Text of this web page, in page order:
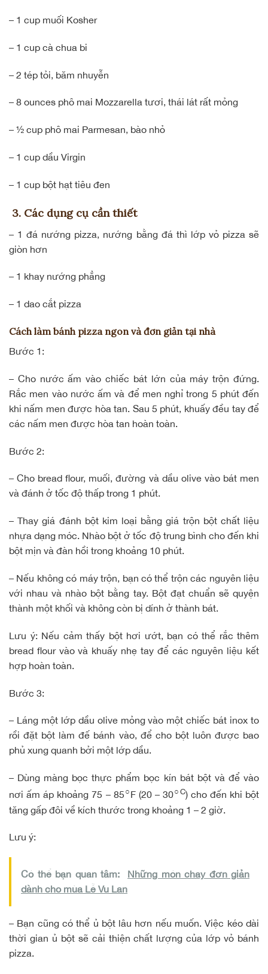
– 1 cup muối Kosher
– 1 cup cà chua bi
– 2 tép tỏi, băm nhuyễn
– 8 ounces phô mai Mozzarella tươi, thái lát rất mỏng
– ½ cup phô mai Parmesan, bào nhỏ
– 1 cup dầu Virgin
– 1 cup bột hạt tiêu đen
3. Các dụng cụ cần thiết
– 1 đá nướng pizza, nướng bằng đá thì lớp vỏ pizza sẽ
giòn hơn
– 1 khay nướng phẳng
– 1 dao cắt pizza
Cách làm bánh pizza ngon và đơn giản tại nhà
Bước 1:
– Cho nước ấm vào chiếc bát lớn của máy trộn đứng.
Rắc men vào nước ấm và để men nghỉ trong 5 phút đến
khi nấm men được hòa tan. Sau 5 phút, khuấy đều tay để
các nấm men được hòa tan hoàn toàn.
Bước 2:
– Cho bread flour, muối, đường và dầu olive vào bát men
và đánh ở tốc độ thấp trong 1 phút.
– Thay giá đánh bột kim loại bằng giá trộn bột chất liệu
nhựa dạng móc. Nhào bột ở tốc độ trung bình cho đến khi
bột mịn và đàn hồi trong khoảng 10 phút.
– Nếu không có máy trộn, bạn có thể trộn các nguyên liệu
với nhau và nhào bột bằng tay. Bột đạt chuẩn sẽ quyện
thành một khối và không còn bị dính ở thành bát.
Lưu ý: Nếu cảm thấy bột hơi ướt, bạn có thể rắc thêm
bread flour vào và khuấy nhẹ tay để các nguyên liệu kết
hợp hoàn toàn.
Bước 3:
– Láng một lớp dầu olive mỏng vào một chiếc bát inox to
rồi đặt bột làm đế bánh vào, để cho bột luôn được bao
phủ xung quanh bởi một lớp dầu.
– Dùng màng bọc thực phẩm bọc kín bát bột và để vào
nơi ấm áp khoảng 75 – 85○F (20 – 30○C) cho đến khi bột
tăng gấp đôi về kích thước trong khoảng 1 – 2 giờ.
Lưu ý:
Có thể bạn quan tâm:
Những món chay đơn giản
dành cho mùa Lễ Vu Lan
– Bạn cũng có thể ủ bột lâu hơn nếu muốn. Việc kéo dài
thời gian ủ bột sẽ cải thiện chất lượng của lớp vỏ bánh
pizza.